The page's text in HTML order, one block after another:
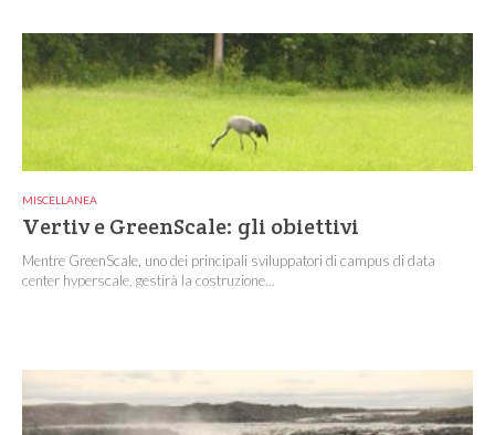
MISCELLANEA
Vertiv e GreenScale: gli obiettivi
Mentre GreenScale, uno dei principali sviluppatori di campus di data
center hyperscale, gestirà la costruzione...